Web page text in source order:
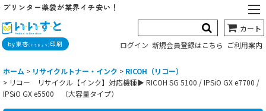
プリンター薬袋が業界イチ安い！
by東杏(とうきょう) 印刷
カート
ログイン 新規会員登録はこちら ご利用案内
ホーム > リサイクルトナー・インク > RICOH（リコー）
> リコー リサイクル【インク】対応機種▶ RICOH SG 5100 / IPSiO GX e7700 /
IPSiO GX e5500 （大容量タイプ）